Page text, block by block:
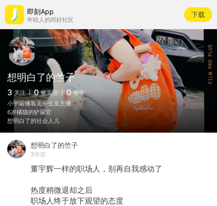
即刻App
年轻人的同好社区
下载
想明白了的竺子
3 关注 0 被关注 0 夸夸
小宇宙播客无中生友主播
6岁橘猫的铲屎官
想明白了的社会人儿
想明白了的竺子
3年前
董宇辉一样的职场人，别再自我感动了
热度稍微退却之后
职场人终于放下观望的态度